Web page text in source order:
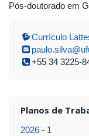
Pós-doutorado em
Currículo
+55 34 3225-
Planos de
2026 - 1